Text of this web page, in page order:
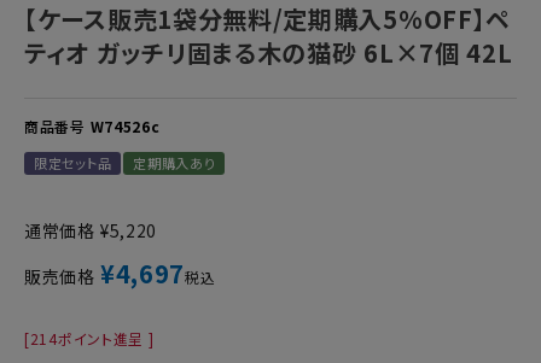
【ケース販売1袋分無料/定期購入5%OFF】ペ
ティオ ガッチリ固まる木の猫砂 6L×7個 42L
商品番号 W74526c
限定セット品 定期購入あり
通常価格 ¥5,220
販売価格 ¥4,697税込
[214ポイント進呈 ]